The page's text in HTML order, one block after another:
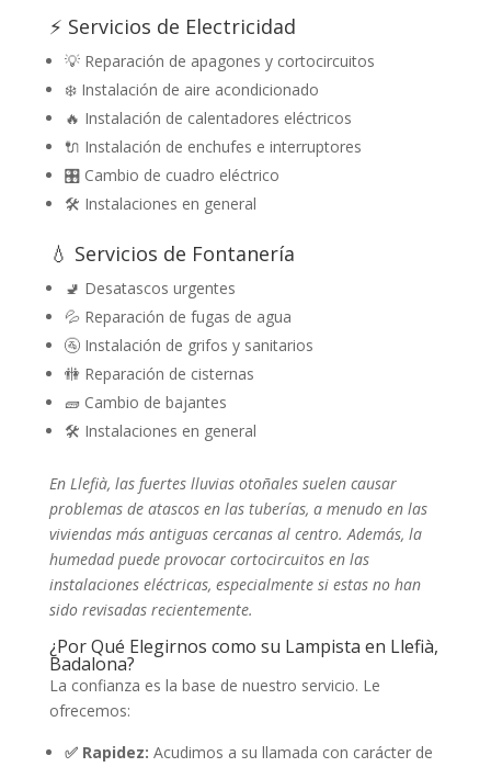
⚡ Servicios de Electricidad
💡 Reparación de apagones y cortocircuitos
❄️ Instalación de aire acondicionado
🔥 Instalación de calentadores eléctricos
🔌 Instalación de enchufes e interruptores
🎛️ Cambio de cuadro eléctrico
🛠️ Instalaciones en general
💧 Servicios de Fontanería
🚽 Desatascos urgentes
💦 Reparación de fugas de agua
🚰 Instalación de grifos y sanitarios
🚻 Reparación de cisternas
🧱 Cambio de bajantes
🛠️ Instalaciones en general
En Llefià, las fuertes lluvias otoñales suelen causar
problemas de atascos en las tuberías, a menudo en las
viviendas más antiguas cercanas al centro. Además, la
humedad puede provocar cortocircuitos en las
instalaciones eléctricas, especialmente si estas no han
sido revisadas recientemente.
¿Por Qué Elegirnos como su Lampista en Llefià,
Badalona?
La confianza es la base de nuestro servicio. Le
ofrecemos:
✅ Rapidez: Acudimos a su llamada con carácter de